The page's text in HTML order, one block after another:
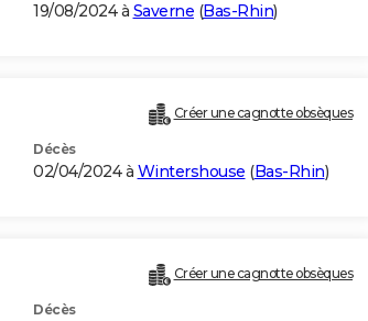
19/08/2024 à Saverne (Bas-Rhin)
Créer une cagnotte obsèques
Décès
02/04/2024 à Wintershouse (Bas-Rhin)
Créer une cagnotte obsèques
Décès